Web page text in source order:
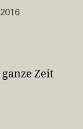
ist
Zeit